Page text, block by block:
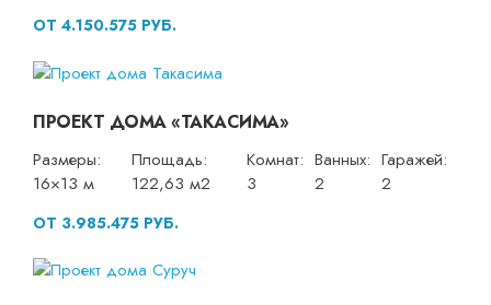
ОТ 4.150.575 РУБ.
ПРОЕКТ ДОМА «ТАКАСИМА»
Размеры:
16×13 м
Площадь:
122,63 м2
Комнат:
3
Ванных:
2
Гаражей:
2
ОТ 3.985.475 РУБ.